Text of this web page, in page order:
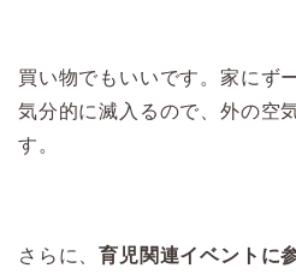
買い物でもいいです。家にず
気分的に滅入るので、外の空
す。
さらに、育児関連イベントに